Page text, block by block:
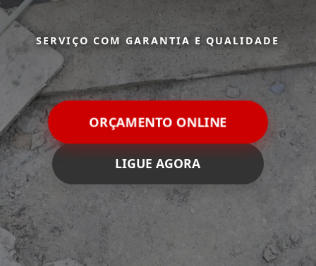
SERVIÇO COM GARANTIA E QUALIDADE
ORÇAMENTO ONLINE
LIGUE AGORA